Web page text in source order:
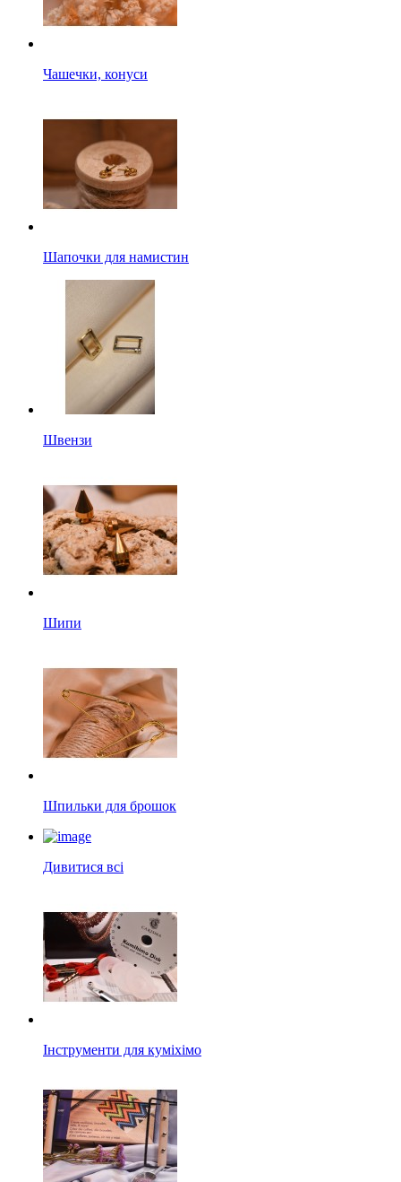
Чашечки, конуси
Шапочки для намистин
Швензи
Шипи
Шпильки для брошок
Дивитися всі
Інструменти для куміхімо